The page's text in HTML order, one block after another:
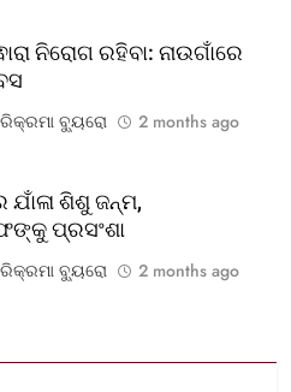
ନିରୋଗ ରହିବା: ନାଉଗାଁରେ
ବ୍ୟୁରୋ
2 months ago
ଯାଁଳା ଶିଶୁ ଜନ୍ମ,
ପ୍ରସଂଶା
ବ୍ୟୁରୋ
2 months ago